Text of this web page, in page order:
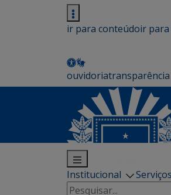
ir para conteúdoir para
ouvidoriatransparência
Institucional Serviços
Pesquisar